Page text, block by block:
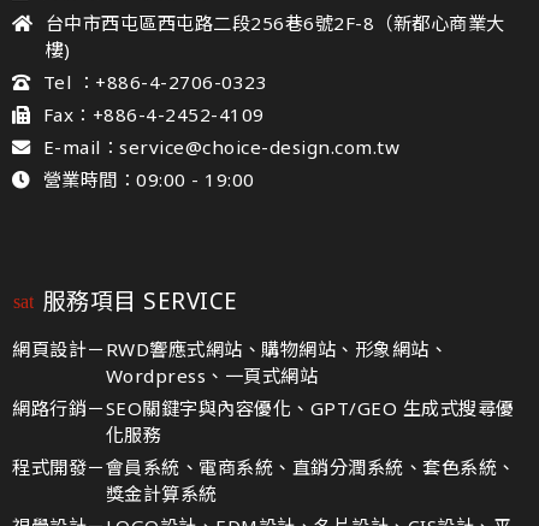
台中市西屯區西屯路二段256巷6號2F-8（新都心商業大
樓)
Tel ：+886-4-2706-0323
Fax：+886-4-2452-4109
E-mail：service@choice-design.com.tw
營業時間：09:00 - 19:00
服務項目 SERVICE
網頁設計－ RWD響應式網站、購物網站、形象網站、
Wordpress、一頁式網站
網路行銷－SEO關鍵字與內容優化、GPT/GEO 生成式搜尋優
化服務
程式開發－會員系統、電商系統、直銷分潤系統、套色系統、
獎金計算系統